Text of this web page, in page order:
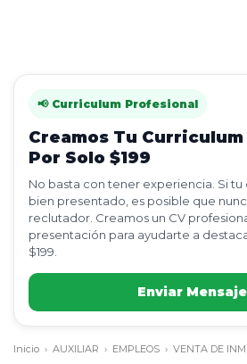
📢 Curriculum Profesional
Creamos Tu
Por Solo $199
No basta con tener experiencia. Si tu
bien presentado, es posible que
reclutador. Creamos un CV
presentación para ayudarte a
$199.
Enviar
Inicio › AUXILIAR › EMPLEOS › VENTA DE